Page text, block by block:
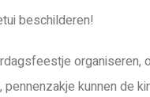
beschilderen!
pennenzakje kunnen de